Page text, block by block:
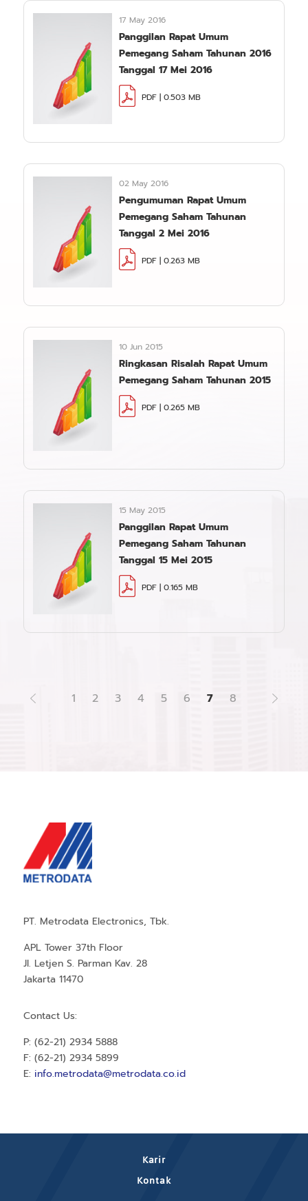
17 May 2016
Panggilan Rapat Umum
Pemegang Saham Tahunan 2016
Tanggal 17 Mei 2016
PDF | 0.503 MB
02 May 2016
Pengumuman Rapat Umum
Pemegang Saham Tahunan
Tanggal 2 Mei 2016
PDF | 0.263 MB
10 Jun 2015
Ringkasan Risalah Rapat Umum
Pemegang Saham Tahunan 2015
PDF | 0.265 MB
15 May 2015
Panggilan Rapat Umum
Pemegang Saham Tahunan
Tanggal 15 Mei 2015
PDF | 0.165 MB
1 2 3 4 5 6 7 8
PT. Metrodata Electronics, Tbk.
APL Tower 37th Floor
Jl. Letjen S. Parman Kav. 28
Jakarta 11470
Contact Us:
P: (62-21) 2934 5888
F: (62-21) 2934 5899
E: info.metrodata@metrodata.co.id
Karir
Kontak